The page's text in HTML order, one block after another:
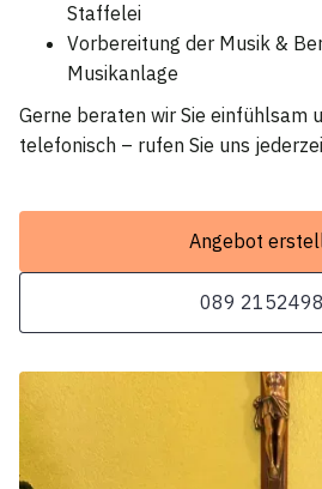
Staffelei
Vorbereitung der Musik &
Musikanlage
Gerne beraten wir Sie einfühlsam
telefonisch – rufen Sie uns
Angebot
089